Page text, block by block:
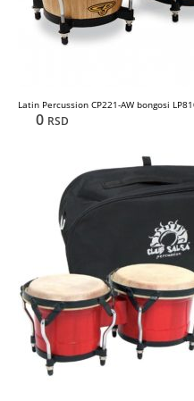
Latin Percussion CP221-AW bongosi
0 RSD